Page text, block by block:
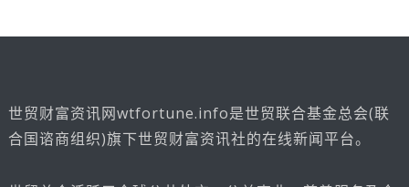
世贸财富资讯网wtfortune.info是世贸联合基金总会(联
合国谘商组织)旗下世贸财富资讯社的在线新闻平台。